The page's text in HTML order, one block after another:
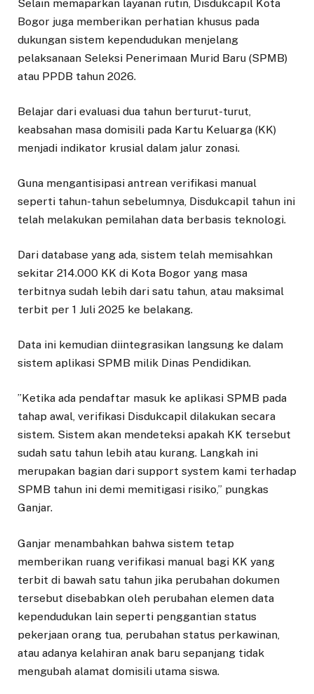
​Selain memaparkan layanan rutin, Disdukcapil Kota
Bogor juga memberikan perhatian khusus pada
dukungan sistem kependudukan menjelang
pelaksanaan Seleksi Penerimaan Murid Baru (SPMB)
atau PPDB tahun 2026.
Belajar dari evaluasi dua tahun berturut-turut,
keabsahan masa domisili pada Kartu Keluarga (KK)
menjadi indikator krusial dalam jalur zonasi.
​Guna mengantisipasi antrean verifikasi manual
seperti tahun-tahun sebelumnya, Disdukcapil tahun ini
telah melakukan pemilahan data berbasis teknologi.
Dari database yang ada, sistem telah memisahkan
sekitar 214.000 KK di Kota Bogor yang masa
terbitnya sudah lebih dari satu tahun, atau maksimal
terbit per 1 Juli 2025 ke belakang.
Data ini kemudian diintegrasikan langsung ke dalam
sistem aplikasi SPMB milik Dinas Pendidikan.
​”Ketika ada pendaftar masuk ke aplikasi SPMB pada
tahap awal, verifikasi Disdukcapil dilakukan secara
sistem. Sistem akan mendeteksi apakah KK tersebut
sudah satu tahun lebih atau kurang. Langkah ini
merupakan bagian dari support system kami terhadap
SPMB tahun ini demi memitigasi risiko,” pungkas
Ganjar.
​Ganjar menambahkan bahwa sistem tetap
memberikan ruang verifikasi manual bagi KK yang
terbit di bawah satu tahun jika perubahan dokumen
tersebut disebabkan oleh perubahan elemen data
kependudukan lain seperti penggantian status
pekerjaan orang tua, perubahan status perkawinan,
atau adanya kelahiran anak baru sepanjang tidak
mengubah alamat domisili utama siswa.